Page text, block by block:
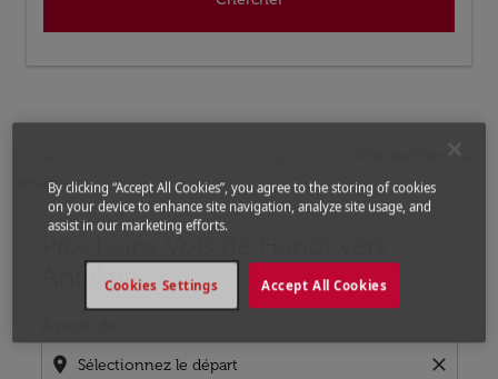
Vols de Hanoi a
Antakya
Prochains Vols de Hanoi vers
Antakya
location_on close
Aucun tarif trouvé pour les options populaires
By clicking “Accept All Cookies”, you agree to the storing of cookies
on your device to enhance site navigation, analyze site usage, and
assist in our marketing efforts.
Accept All Cookies
Cookies Settings